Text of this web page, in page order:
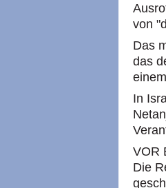
von
Das
das
In
VOR
Die